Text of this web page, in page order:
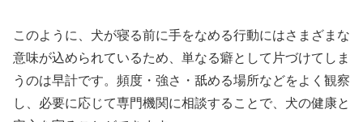
このように、犬が寝る前に手をなめる行動にはさまざまな
意味が込められているため、単なる癖として片づけてしま
うのは早計です。頻度・強さ・舐める場所などをよく観察
し、必要に応じて専門機関に相談することで、犬の健康と